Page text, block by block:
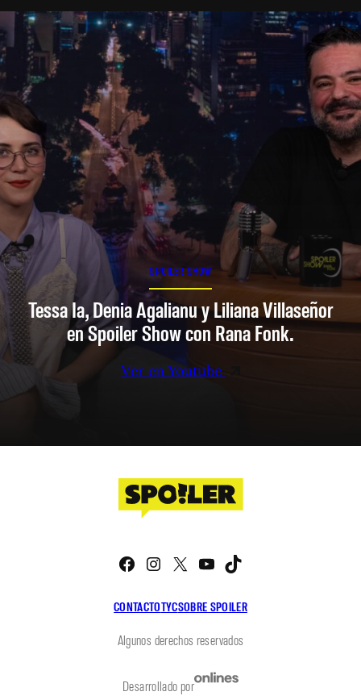
SPOILER SHOW
Tessa Ia, Denia Agalianu y Liliana Villaseñor
en Spoiler Show con Rana Fonk.
Ver en Youtube
CONTACTOTYCSOBRE SPOILER
Facebook
Instagram
X YouTube
Algunos derechos reservados
Desarrollado por